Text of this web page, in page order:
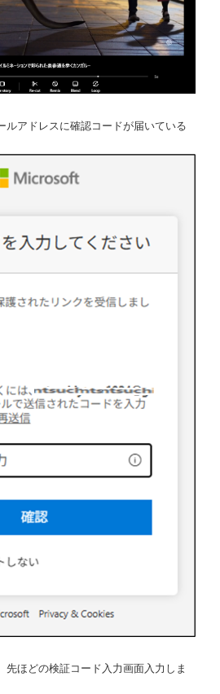
ルアドレスに確認コードが届いている
先ほどの検証コード入力画面入力しま